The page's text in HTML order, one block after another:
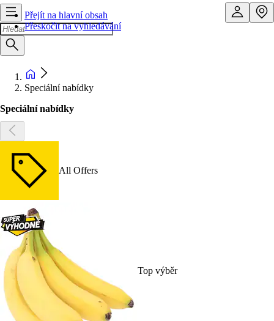
Přejít na hlavní obsah
Přeskočit na vyhledávání
Speciální nabídky
Speciální nabídky
All Offers
Top výběr